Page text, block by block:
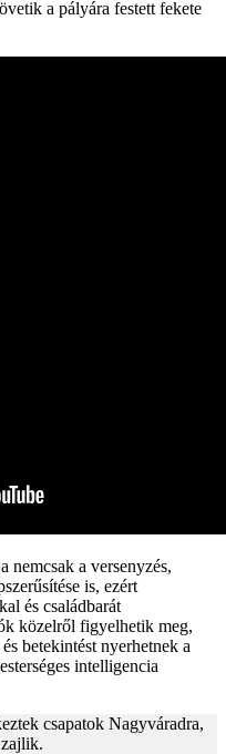
a pályára festett fekete
nemcsak a versenyzés,
is, ezért
és családbarát
közelről figyelhetik meg,
betekintést nyerhetnek a
intelligencia
csapatok Nagyváradra,